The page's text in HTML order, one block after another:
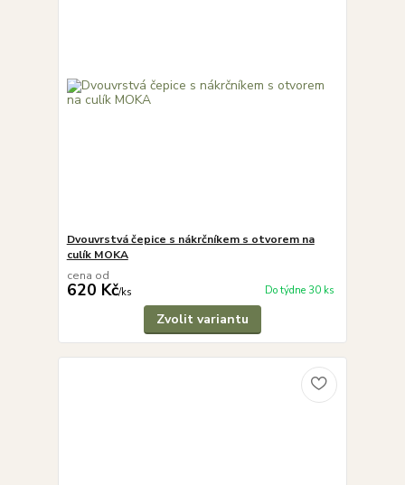
Dvouvrstvá čepice s nákrčníkem s otvorem na
culík MOKA
cena od
620 Kč/ks Do týdne 30 ks
Zvolit variantu